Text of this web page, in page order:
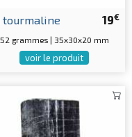
19€
tourmaline
52 grammes | 35x30x20 mm
voir le produit